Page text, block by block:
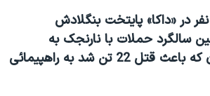
در «داکا» پايتخت بنگلادش
سالگرد حملات با نارنجک به
تظاهرات اپوزيسيون که باعث قتل 22 تن شد به راهپيمائی